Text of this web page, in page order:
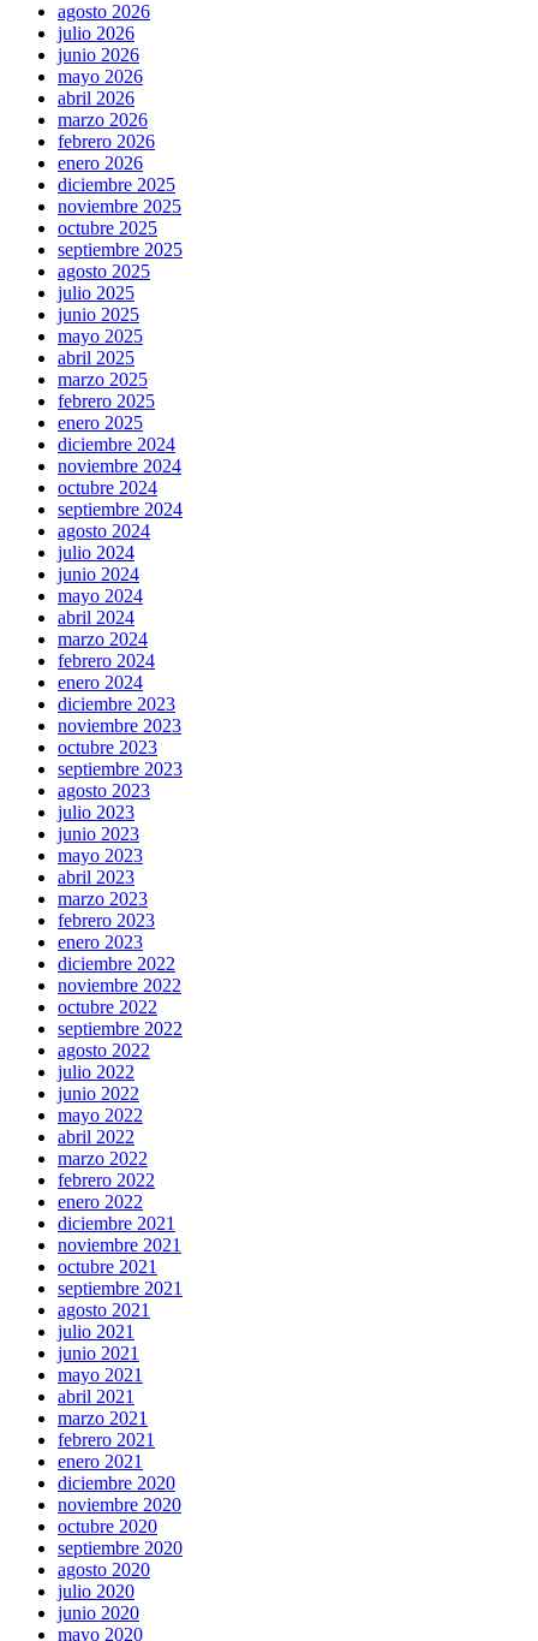
agosto 2026
julio 2026
junio 2026
mayo 2026
abril 2026
marzo 2026
febrero 2026
enero 2026
diciembre 2025
noviembre 2025
octubre 2025
septiembre 2025
agosto 2025
julio 2025
junio 2025
mayo 2025
abril 2025
marzo 2025
febrero 2025
enero 2025
diciembre 2024
noviembre 2024
octubre 2024
septiembre 2024
agosto 2024
julio 2024
junio 2024
mayo 2024
abril 2024
marzo 2024
febrero 2024
enero 2024
diciembre 2023
noviembre 2023
octubre 2023
septiembre 2023
agosto 2023
julio 2023
junio 2023
mayo 2023
abril 2023
marzo 2023
febrero 2023
enero 2023
diciembre 2022
noviembre 2022
octubre 2022
septiembre 2022
agosto 2022
julio 2022
junio 2022
mayo 2022
abril 2022
marzo 2022
febrero 2022
enero 2022
diciembre 2021
noviembre 2021
octubre 2021
septiembre 2021
agosto 2021
julio 2021
junio 2021
mayo 2021
abril 2021
marzo 2021
febrero 2021
enero 2021
diciembre 2020
noviembre 2020
octubre 2020
septiembre 2020
agosto 2020
julio 2020
junio 2020
mayo 2020